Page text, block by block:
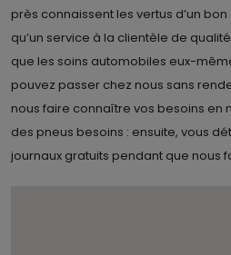
près connaissent les vertus d’un
qu’un service à la clientèle de
que les soins automobiles eux-
pouvez passer chez nous sans
nous faire connaître vos besoins
des pneus besoins : ensuite, vous
journaux gratuits pendant que nous